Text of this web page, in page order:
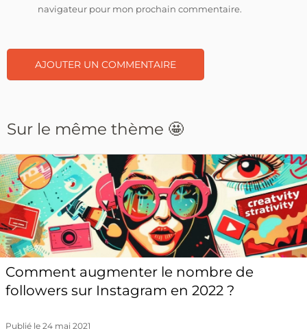
navigateur pour mon prochain commentaire.
Sur le même thème 🤩
Comment augmenter le nombre de
followers sur Instagram en 2022 ?
Publié le 24 mai 2021